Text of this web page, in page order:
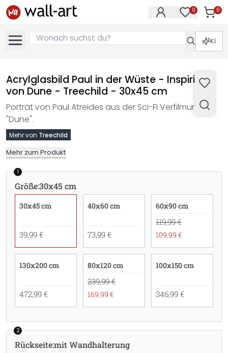
0 0
KI
Acrylglasbild Paul in der Wüste - Inspiriert
von Dune - Treechild - 30x45 cm
Porträt von Paul Atreides aus der Sci-Fi Verfilmung
"Dune".
Mehr von Treechild
Mehr zum Produkt
1
Größe:30x45 cm
30x45 cm
39,99 €
40x60 cm
73,99 €
60x90 cm
119,99 €
109,99 €
130x200 cm
472,99 €
80x120 cm
239,99 €
169,99 €
100x150 cm
346,99 €
2
Rückseite:mit Wandhalterung